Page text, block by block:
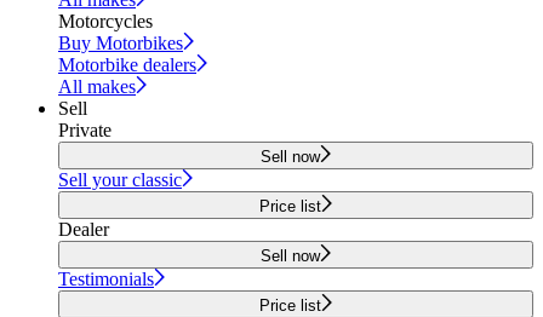
Motorcycles
Buy Motorbikes
Motorbike dealers
All makes
Sell
Private
Sell now
Sell your classic
Price list
Dealer
Sell now
Testimonials
Price list